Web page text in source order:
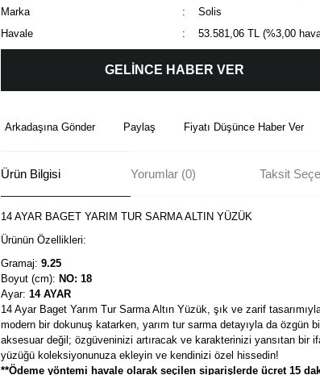
Marka
Solis
Havale
53.581,06 TL (%3,00
GELİNCE HABER VER
Arkadaşına Gönder Paylaş Fiyatı Düşünce Haber Ver
Ürün Bilgisi Yorumlar (0) Taksit
14 AYAR BAGET YARIM TUR SARMA ALTIN YÜZÜK
Ürünün Özellikleri:
Gramaj: 9.25
Boyut (cm): NO: 18
Ayar: 14 AYAR
14 Ayar Baget Yarım Tur Sarma Altın Yüzük, şık ve zarif
modern bir dokunuş katarken, yarım tur sarma detayıyla da özgün
aksesuar değil; özgüveninizi artıracak ve karakterinizi yansıtan bir
yüzüğü koleksiyonunuza ekleyin ve kendinizi özel hissedin!
**Ödeme yöntemi havale olarak seçilen siparişlerde ücret 15